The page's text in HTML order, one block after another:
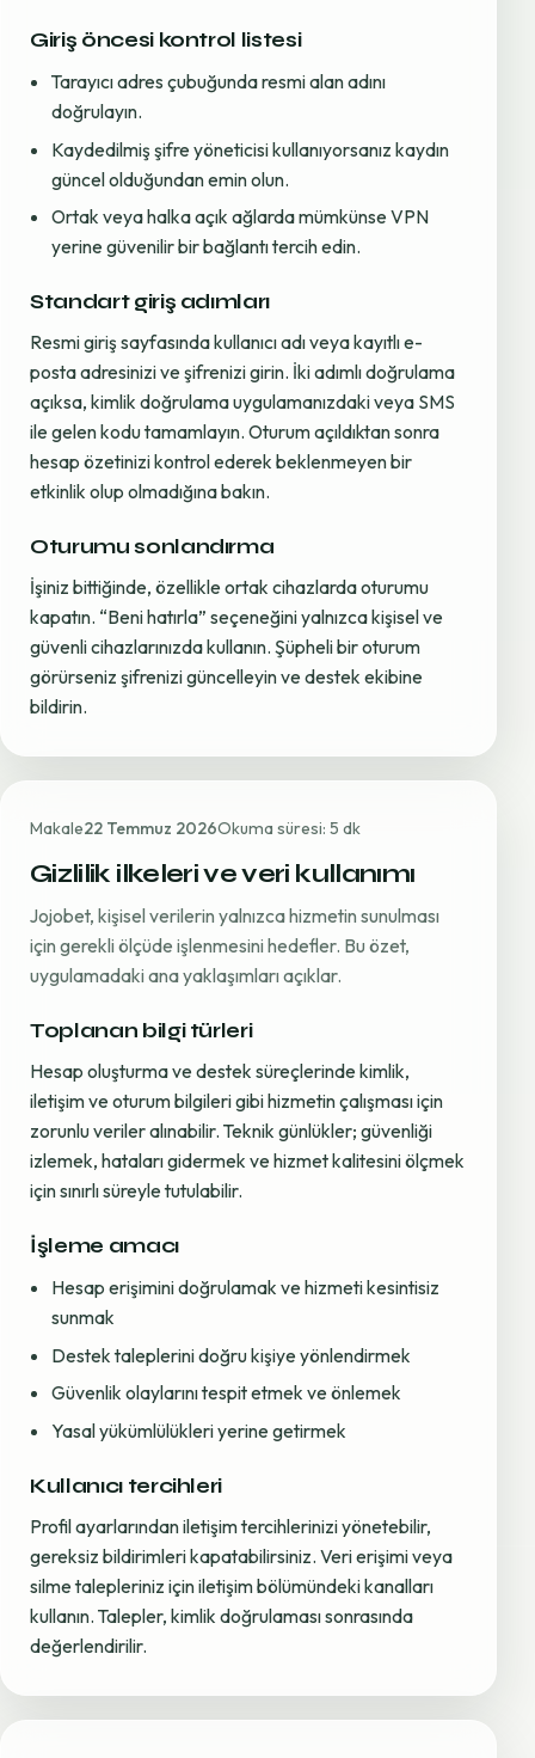
Giriş öncesi kontrol listesi
Tarayıcı adres çubuğunda resmi alan adını
doğrulayın.
Kaydedilmiş şifre yöneticisi kullanıyorsanız kaydın
güncel olduğundan emin olun.
Ortak veya halka açık ağlarda mümkünse VPN
yerine güvenilir bir bağlantı tercih edin.
Standart giriş adımları
Resmi giriş sayfasında kullanıcı adı veya kayıtlı e-
posta adresinizi ve şifrenizi girin. İki adımlı doğrulama
açıksa, kimlik doğrulama uygulamanızdaki veya SMS
ile gelen kodu tamamlayın. Oturum açıldıktan sonra
hesap özetinizi kontrol ederek beklenmeyen bir
etkinlik olup olmadığına bakın.
Oturumu sonlandırma
İşiniz bittiğinde, özellikle ortak cihazlarda oturumu
kapatın. “Beni hatırla” seçeneğini yalnızca kişisel ve
güvenli cihazlarınızda kullanın. Şüpheli bir oturum
görürseniz şifrenizi güncelleyin ve destek ekibine
bildirin.
Makale22 Temmuz 2026Okuma süresi: 5 dk
Gizlilik ilkeleri ve veri kullanımı
Jojobet, kişisel verilerin yalnızca hizmetin sunulması
için gerekli ölçüde işlenmesini hedefler. Bu özet,
uygulamadaki ana yaklaşımları açıklar.
Toplanan bilgi türleri
Hesap oluşturma ve destek süreçlerinde kimlik,
iletişim ve oturum bilgileri gibi hizmetin çalışması için
zorunlu veriler alınabilir. Teknik günlükler; güvenliği
izlemek, hataları gidermek ve hizmet kalitesini ölçmek
için sınırlı süreyle tutulabilir.
İşleme amacı
Hesap erişimini doğrulamak ve hizmeti kesintisiz
sunmak
Destek taleplerini doğru kişiye yönlendirmek
Güvenlik olaylarını tespit etmek ve önlemek
Yasal yükümlülükleri yerine getirmek
Kullanıcı tercihleri
Profil ayarlarından iletişim tercihlerinizi yönetebilir,
gereksiz bildirimleri kapatabilirsiniz. Veri erişimi veya
silme talepleriniz için iletişim bölümündeki kanalları
kullanın. Talepler, kimlik doğrulaması sonrasında
değerlendirilir.